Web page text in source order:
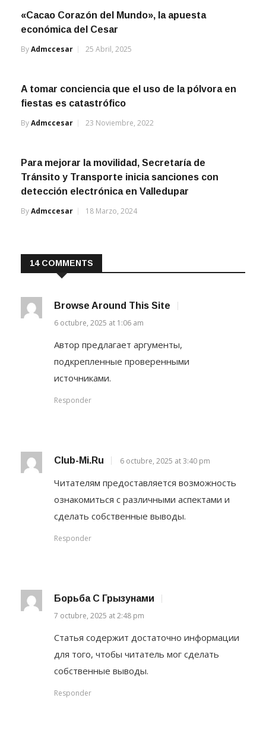
«Cacao Corazón del Mundo», la apuesta
económica del Cesar
ByAdmccesar 25 Abril, 2025
A tomar conciencia que el uso de la pólvora en
fiestas es catastrófico
ByAdmccesar 23 Noviembre, 2022
Para mejorar la movilidad, Secretaría de
Tránsito y Transporte inicia sanciones con
detección electrónica en Valledupar
ByAdmccesar 18 Marzo, 2024
14 COMMENTS
Browse Around This Site
6 octubre, 2025 at 1:06 am
Автор предлагает аргументы,
подкрепленные проверенными
источниками.
Responder
Club-Mi.ru 6 octubre, 2025 at 3:40 pm
Читателям предоставляется возможность
ознакомиться с различными аспектами и
сделать собственные выводы.
Responder
Борьба С Грызунами
7 octubre, 2025 at 2:48 pm
Статья содержит достаточно информации
для того, чтобы читатель мог сделать
собственные выводы.
Responder